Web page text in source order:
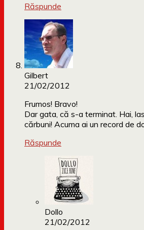
Răspunde
Gilbert
21/02/2012
Frumos! Bravo!
Dar gata, că s-a terminat. Hai,
cărbuni! Acuma ai un record de
Răspunde
Dollo
21/02/2012